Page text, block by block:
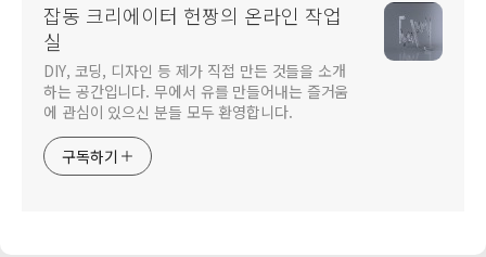
잡동 크리에이터 헌짱의 온라인 작업
실
DIY, 코딩, 디자인 등 제가 직접 만든 것들을 소개
하는 공간입니다. 무에서 유를 만들어내는 즐거움
에 관심이 있으신 분들 모두 환영합니다.
구독하기